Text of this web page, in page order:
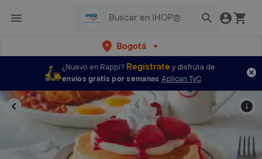
Bogotá
¿Nuevo en Rappi? Regístratey disfruta de
envíos gratis por semanas Aplican TyC